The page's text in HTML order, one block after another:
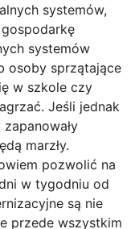
systemów,
systemów
osoby sprzątające
w szkole czy
Jeśli jednak
marzły.
pozwolić na
w tygodniu od
są nie
przede wszystkim